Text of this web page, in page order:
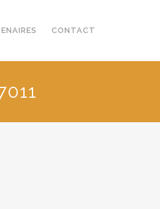
CONTACT